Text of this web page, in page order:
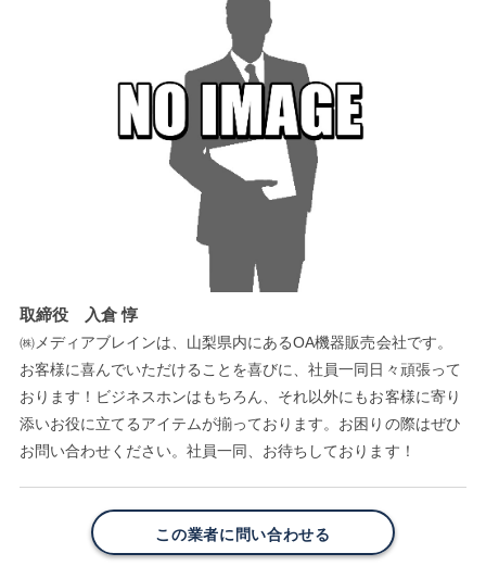
取締役 入倉 惇
㈱メディアブレインは、山梨県内にあるOA機器販売会社です。
お客様に喜んでいただけることを喜びに、社員一同日々頑張って
おります！ビジネスホンはもちろん、それ以外にもお客様に寄り
添いお役に立てるアイテムが揃っております。お困りの際はぜひ
お問い合わせください。社員一同、お待ちしております！
この業者に問い合わせる